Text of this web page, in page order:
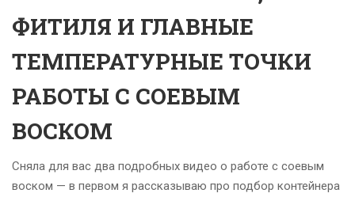
ФИТИЛЯ И ГЛАВНЫЕ
ТЕМПЕРАТУРНЫЕ ТОЧКИ
РАБОТЫ С СОЕВЫМ
ВОСКОМ
Сняла для вас два подробных видео о работе с соевым
воском — в первом я рассказываю про подбор контейнера